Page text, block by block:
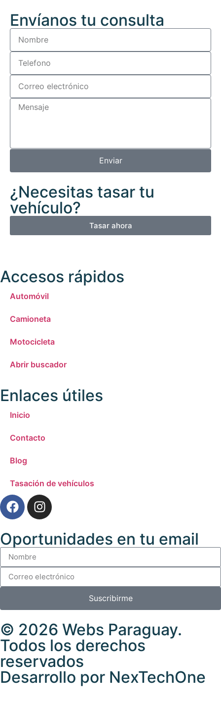
Envíanos tu consulta
Enviar
¿Necesitas tasar tu
vehículo?
Tasar ahora
Accesos rápidos
Automóvil
Camioneta
Motocicleta
Abrir buscador
Enlaces útiles
Inicio
Contacto
Blog
Tasación de vehículos
Oportunidades en tu email
Suscribirme
© 2026 Webs Paraguay.
Todos los derechos
reservados
Desarrollo por NexTechOne